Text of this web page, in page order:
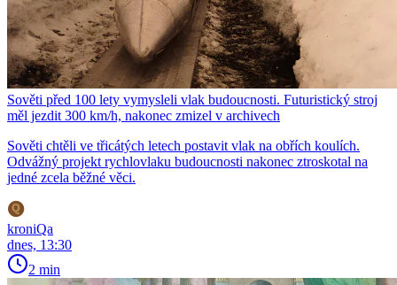
Sověti před 100 lety vymysleli vlak budoucnosti. Futuristický stroj
měl jezdit 300 km/h, nakonec zmizel v archivech
Sověti chtěli ve třicátých letech postavit vlak na obřích koulích.
Odvážný projekt rychlovlaku budoucnosti nakonec ztroskotal na
jedné zcela běžné věci.
kroniQa
dnes, 13:30
2 min